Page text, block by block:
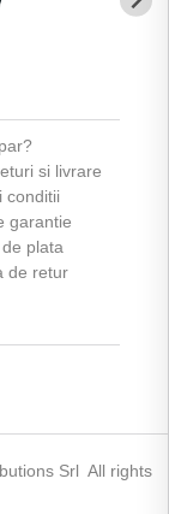
si livrare
conditii
garantie
plata
de retur
Srl All rights